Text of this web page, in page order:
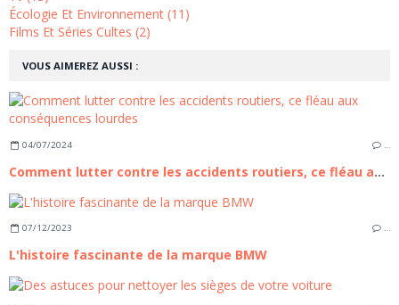
VOUS AIMEREZ AUSSI :
04/07/2024 …
Comment lutter contre les accidents routiers, ce fléau aux conséquences lourdes
07/12/2023 …
L'histoire fascinante de la marque BMW
Écologie Et Environnement (11)
Films Et Séries Cultes (2)